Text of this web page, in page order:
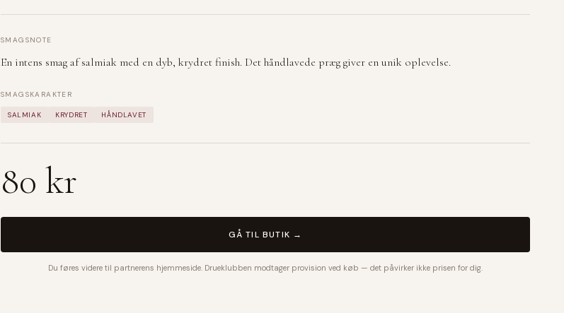
SMAGSNOTE
En intens smag af salmiak med en dyb, krydret finish. Det håndlavede præg giver en unik oplevelse.
SMAGSKARAKTER
SALMIAK KRYDRET HÅNDLAVET
80 kr
GÅ TIL BUTIK →
Du føres videre til partnerens hjemmeside. Drueklubben modtager provision ved køb — det påvirker ikke prisen for dig.